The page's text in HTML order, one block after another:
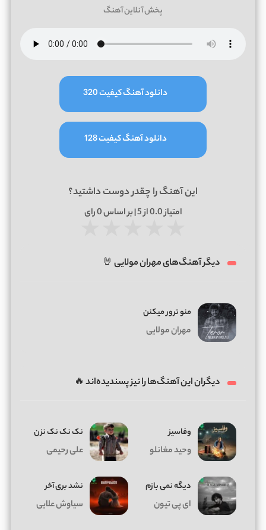
پخش آنلاین آهنگ
دانلود آهنگ کیفیت 320
دانلود آهنگ کیفیت 128
این آهنگ را چقدر دوست داشتید؟
امتیاز0.0از 5 | بر اساس 0رای
دیگر آهنگ‌های مهران مولایی 🤘
منو ترور میکنن
مهران مولایی
دیگران این آهنگ‌ها را نیز پسندیده‌اند 🔥
وفاسیز
وحید مغانلو
نک نک نک نزن
علی رحیمی
دیگه نمی بازم
ای پی تیون
نشد بری آخر
سیاوش علایی